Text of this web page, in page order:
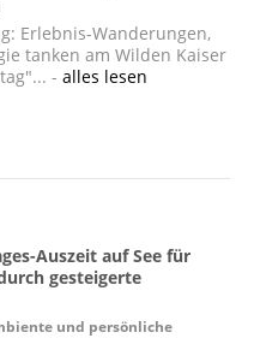
Erlebnis-Wanderungen,
tanken am Wilden Kaiser
- alles lesen
Auszeit auf See für
gesteigerte
und persönliche